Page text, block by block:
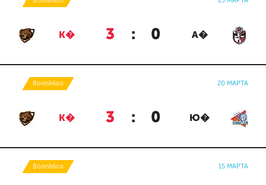
К� 3 : 0 А�
Волейбол 20 МАРТА
К� 3 : 0 Ю�
Волейбол 15 МАРТА